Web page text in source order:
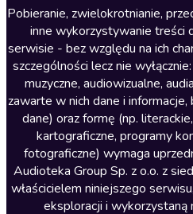
Literatura anglojęzyczna
Literatura faktu
Literatura obyczajowa
Literatura piękna obca
Literatura piękna polska
Nagrania relaksacyjne
Nauka języków
Nauki humanistyczne
Pobieranie, zwielokrotnianie,
inne wykorzystywanie treści
serwisie - bez względu na ich
szczególności lecz nie
muzyczne, audiowizualne,
zawarte w nich dane i
dane) oraz formę (np.
kartograficzne, programy
fotograficzne) wymaga
Audioteka Group Sp. z o.o. z
właścicielem niniejszego
eksploracji i wykorzystaną